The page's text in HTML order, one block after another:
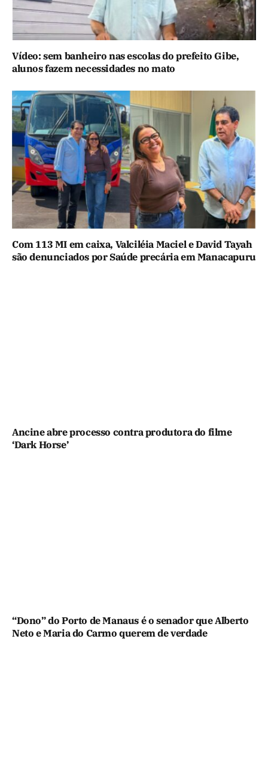
Vídeo: sem banheiro nas escolas do prefeito Gibe,
alunos fazem necessidades no mato
Com 113 MI em caixa, Valciléia Maciel e David Tayah
são denunciados por Saúde precária em Manacapuru
Ancine abre processo contra produtora do filme
‘Dark Horse’
“Dono” do Porto de Manaus é o senador que Alberto
Neto e Maria do Carmo querem de verdade